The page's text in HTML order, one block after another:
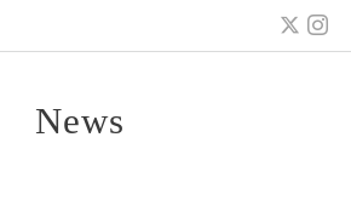
News